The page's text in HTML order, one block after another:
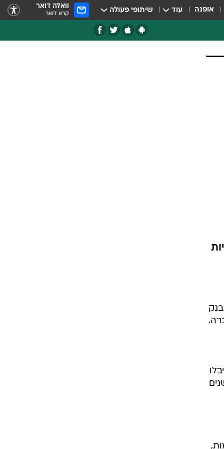
אופנה עוד שיתופי פעולה וואלה דואר
קרא דואר
קיבלו
מימוש של 4.5 דולרים, אותן יוכלו לממש ב-4 השנים